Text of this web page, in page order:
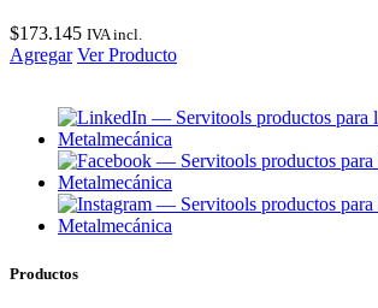
$173.145 IVA incl.
Agregar Ver Producto
Productos